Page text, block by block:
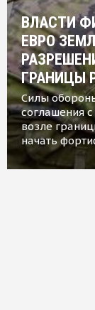
ВЛАСТИ
ЕВРО
ГРАНИЦЫ
Силы
соглашения
возле
начать